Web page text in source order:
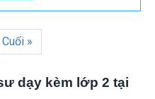
Cuối »
dạy kèm lớp 2 tại